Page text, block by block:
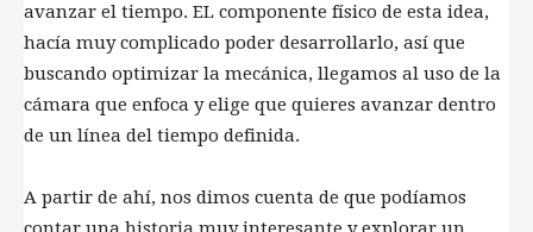
avanzar el tiempo. EL componente físico de esta idea,
hacía muy complicado poder desarrollarlo, así que
buscando optimizar la mecánica, llegamos al uso de la
cámara que enfoca y elige que quieres avanzar dentro
de un línea del tiempo definida.
A partir de ahí, nos dimos cuenta de que podíamos